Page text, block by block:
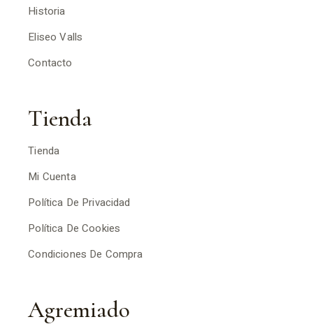
Historia
Eliseo Valls
Contacto
Tienda
Tienda
Mi Cuenta
Política De Privacidad
Política De Cookies
Condiciones De Compra
Agremiado